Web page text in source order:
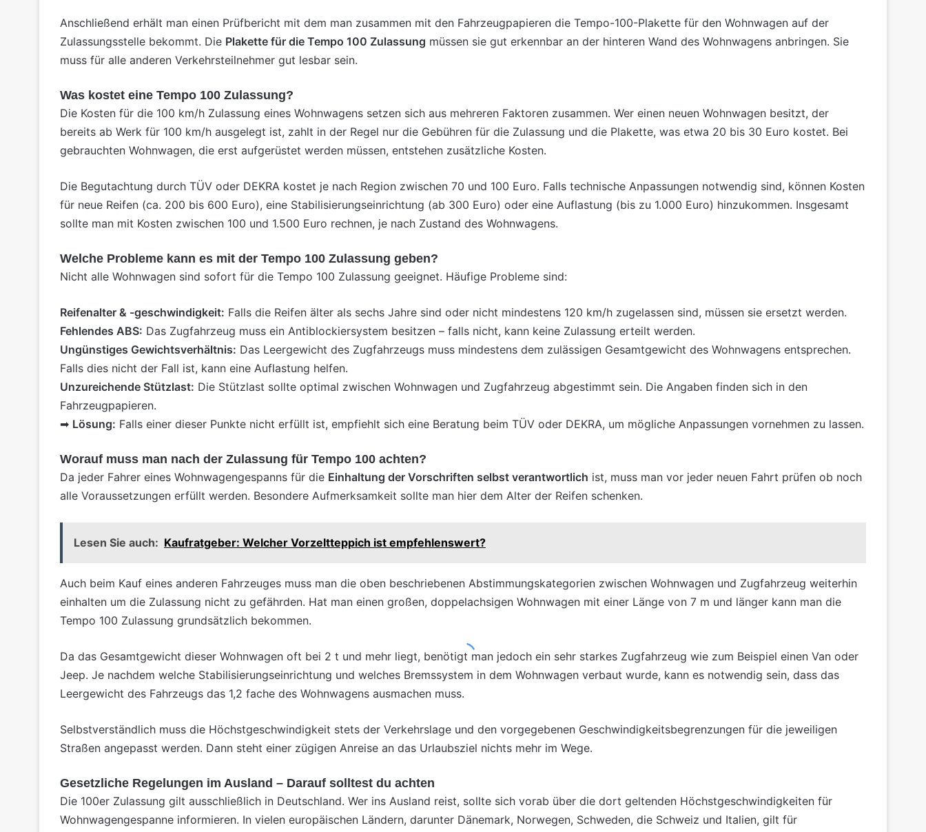
Anschließend erhält man einen Prüfbericht mit dem man zusammen mit den Fahrzeugpapieren die Tempo-100-Plakette für den Wohnwagen auf der
Zulassungsstelle bekommt. Die Plakette für die Tempo 100 Zulassung müssen sie gut erkennbar an der hinteren Wand des Wohnwagens anbringen. Sie
muss für alle anderen Verkehrsteilnehmer gut lesbar sein.
Was kostet eine Tempo 100 Zulassung?
Die Kosten für die 100 km/h Zulassung eines Wohnwagens setzen sich aus mehreren Faktoren zusammen. Wer einen neuen Wohnwagen besitzt, der
bereits ab Werk für 100 km/h ausgelegt ist, zahlt in der Regel nur die Gebühren für die Zulassung und die Plakette, was etwa 20 bis 30 Euro kostet. Bei
gebrauchten Wohnwagen, die erst aufgerüstet werden müssen, entstehen zusätzliche Kosten.
Die Begutachtung durch TÜV oder DEKRA kostet je nach Region zwischen 70 und 100 Euro. Falls technische Anpassungen notwendig sind, können Kosten
für neue Reifen (ca. 200 bis 600 Euro), eine Stabilisierungseinrichtung (ab 300 Euro) oder eine Auflastung (bis zu 1.000 Euro) hinzukommen. Insgesamt
sollte man mit Kosten zwischen 100 und 1.500 Euro rechnen, je nach Zustand des Wohnwagens.
Welche Probleme kann es mit der Tempo 100 Zulassung geben?
Nicht alle Wohnwagen sind sofort für die Tempo 100 Zulassung geeignet. Häufige Probleme sind:
Reifenalter & -geschwindigkeit: Falls die Reifen älter als sechs Jahre sind oder nicht mindestens 120 km/h zugelassen sind, müssen sie ersetzt werden.
Fehlendes ABS: Das Zugfahrzeug muss ein Antiblockiersystem besitzen – falls nicht, kann keine Zulassung erteilt werden.
Ungünstiges Gewichtsverhältnis: Das Leergewicht des Zugfahrzeugs muss mindestens dem zulässigen Gesamtgewicht des Wohnwagens entsprechen.
Falls dies nicht der Fall ist, kann eine Auflastung helfen.
Unzureichende Stützlast: Die Stützlast sollte optimal zwischen Wohnwagen und Zugfahrzeug abgestimmt sein. Die Angaben finden sich in den
Fahrzeugpapieren.
➡ Lösung: Falls einer dieser Punkte nicht erfüllt ist, empfiehlt sich eine Beratung beim TÜV oder DEKRA, um mögliche Anpassungen vornehmen zu lassen.
Worauf muss man nach der Zulassung für Tempo 100 achten?
Da jeder Fahrer eines Wohnwagengespanns für die Einhaltung der Vorschriften selbst verantwortlich ist, muss man vor jeder neuen Fahrt prüfen ob noch
alle Voraussetzungen erfüllt werden. Besondere Aufmerksamkeit sollte man hier dem Alter der Reifen schenken.
Lesen Sie auch: Kaufratgeber: Welcher Vorzeltteppich ist empfehlenswert?
Auch beim Kauf eines anderen Fahrzeuges muss man die oben beschriebenen Abstimmungskategorien zwischen Wohnwagen und Zugfahrzeug weiterhin
einhalten um die Zulassung nicht zu gefährden. Hat man einen großen, doppelachsigen Wohnwagen mit einer Länge von 7 m und länger kann man die
Tempo 100 Zulassung grundsätzlich bekommen.
Da das Gesamtgewicht dieser Wohnwagen oft bei 2 t und mehr liegt, benötigt man jedoch ein sehr starkes Zugfahrzeug wie zum Beispiel einen Van oder
Jeep. Je nachdem welche Stabilisierungseinrichtung und welches Bremssystem in dem Wohnwagen verbaut wurde, kann es notwendig sein, dass das
Leergewicht des Fahrzeugs das 1,2 fache des Wohnwagens ausmachen muss.
Selbstverständlich muss die Höchstgeschwindigkeit stets der Verkehrslage und den vorgegebenen Geschwindigkeitsbegrenzungen für die jeweiligen
Straßen angepasst werden. Dann steht einer zügigen Anreise an das Urlaubsziel nichts mehr im Wege.
Gesetzliche Regelungen im Ausland – Darauf solltest du achten
Die 100er Zulassung gilt ausschließlich in Deutschland. Wer ins Ausland reist, sollte sich vorab über die dort geltenden Höchstgeschwindigkeiten für
Wohnwagengespanne informieren. In vielen europäischen Ländern, darunter Dänemark, Norwegen, Schweden, die Schweiz und Italien, gilt für